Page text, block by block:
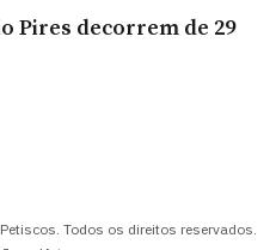
Pires decorrem de 29
Todos os direitos reservados.